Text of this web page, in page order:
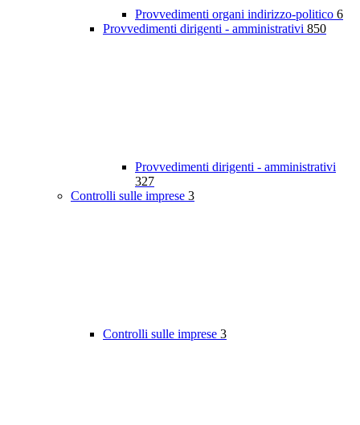
Provvedimenti organi indirizzo-politico 6
Provvedimenti dirigenti - amministrativi 850
Provvedimenti dirigenti - amministrativi
327
Controlli sulle imprese 3
Controlli sulle imprese 3